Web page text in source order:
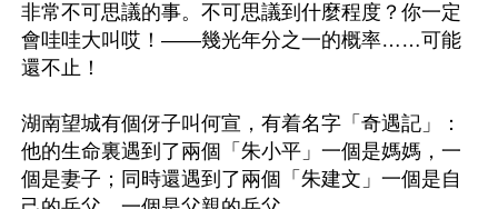
非常不可思議的事。不可思議到什麼程度？你一定
會哇哇大叫哎！——幾光年分之一的概率……可能
還不止！
湖南望城有個伢子叫何宣，有着名字「奇遇記」：
他的生命裏遇到了兩個「朱小平」一個是媽媽，一
個是妻子；同時還遇到了兩個「朱建文」一個是自